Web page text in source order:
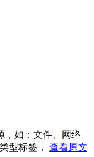
，如：文件、网络
型标签， 查看原文